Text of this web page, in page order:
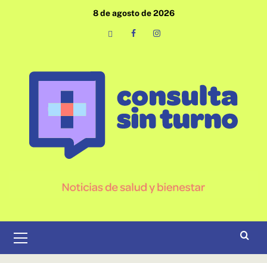
8 de agosto de 2026
primario